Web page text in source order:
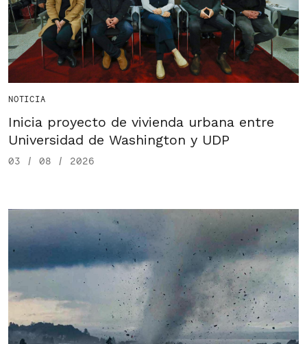
NOTICIA
Inicia proyecto de vivienda urbana entre
Universidad de Washington y UDP
03 / 08 / 2026